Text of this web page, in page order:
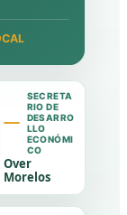
SECRETA
RIO DE
DESARRO
LLO
ECONÓMI
CO
Over
Morelos